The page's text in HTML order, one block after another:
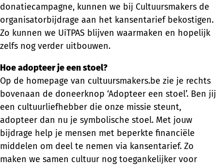
donatiecampagne, kunnen we bij Cultuursmakers de
organisatorbijdrage aan het kansentarief bekostigen.
Zo kunnen we UiTPAS blijven waarmaken en hopelijk
zelfs nog verder uitbouwen.
Hoe adopteer je een stoel?
Op de homepage van cultuursmakers.be zie je rechts
bovenaan de doneerknop ‘Adopteer een stoel’. Ben jij
een cultuurliefhebber die onze missie steunt,
adopteer dan nu je symbolische stoel. Met jouw
bijdrage help je mensen met beperkte financiële
middelen om deel te nemen via kansentarief. Zo
maken we samen cultuur nog toegankelijker voor